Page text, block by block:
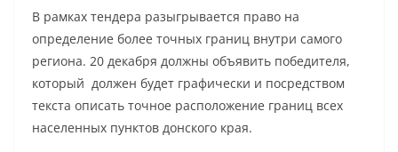
В рамках тендера разыгрывается право на
определение более точных границ внутри самого
региона. 20 декабря должны объявить победителя,
который должен будет графически и посредством
текста описать точное расположение границ всех
населенных пунктов донского края.